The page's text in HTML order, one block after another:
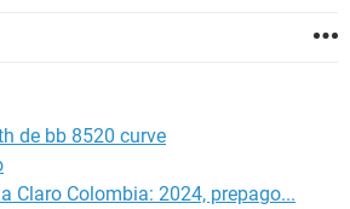
de bb 8520 curve
Claro Colombia: 2024, prepago...